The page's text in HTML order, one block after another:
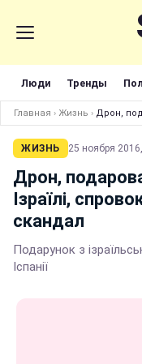
Люди Тренды
Главная › Жизнь › Дрон,
ЖИЗНЬ 25 ноября
Дрон,
Ізраїлі,
скандал
Подарунок з
Іспанії